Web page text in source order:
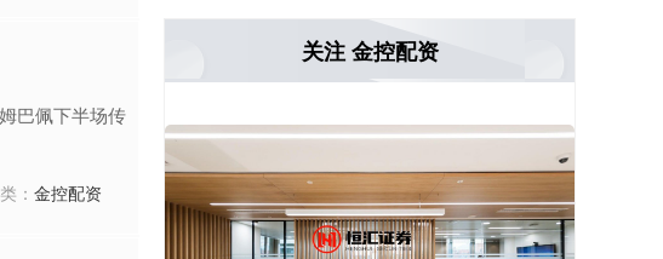
巴佩下半场传
： 金控配资
关注 金控配资